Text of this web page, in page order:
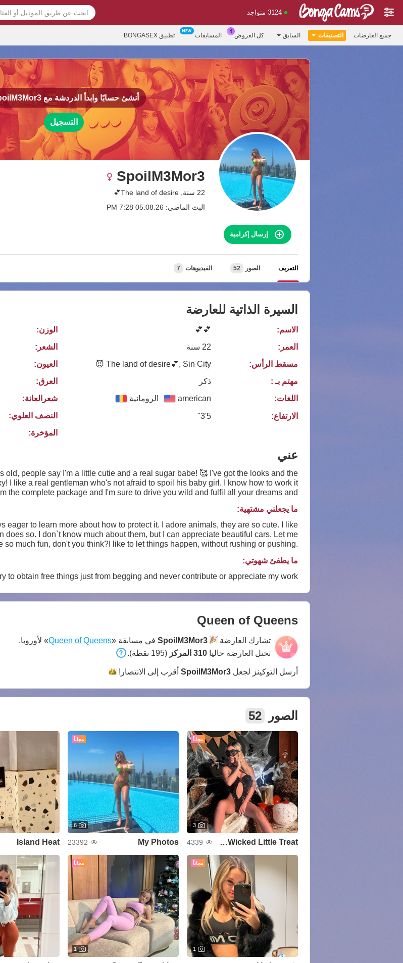
3124 متواجد
جميع العارضات التصنيفات السابق كل العروض المسابقات تطبيق BONGASEX
أنشئ حسابًا وابدأ الدردشة مع
التسجيل
SpoilM3Mor3
22 سنة, The land of desire💕
البث الماضي: 05.08.26 7:28 PM
إرسال إكرامية
التعريف الصور 52 الفيديوهات 7
السيرة الذاتية للعارضة
الاسم:
💕💕
العمر:
22 سنة
مسقط الرأس:
The land of desire💕, Sin City 😈
مهتم بـ :
ذكر
اللغات:
american الرومانية
الارتفاع: 5'3"
الوزن:
الشعر:
العيون:
العرق:
شعرالعانة:
النصف العلوي:
المؤخرة:
عني
old, people say I'm a little cutie and a real sugar babe! 🥰 I've got the looks and the
I like a real gentleman who's not afraid to spoil his baby girl. I know how to work it
the complete package and I'm sure to drive you wild and fulfil all your dreams and
ما يجعلني مشتهية:
does so. I don`t know much about them, but I can appreciate beautiful cars. Let me
much fun, don't you think?I like to let things happen, without rushing or pushing.
type of woman who loves to take her time in reaching the absolute sublime pleasure.
ما يطفئ شهوتي:
to obtain free things just from begging and never contribute or appreciate my work
Queen of Queens
تشارك العارضة SpoilM3Mor3 في مسابقة «Queen of Queens» لأوروبا.
تحتل العارضة حاليا 310 المركز (195 نقطة).
أرسل التوكينز لجعل SpoilM3Mor3 أقرب إلى الانتصار!
الصور 52
مجاناً
3
Wicked Little Treat🎃👻
4339
مجاناً
6
My Photos
23392
Island Heat
مجاناً
1
مجاناً
1